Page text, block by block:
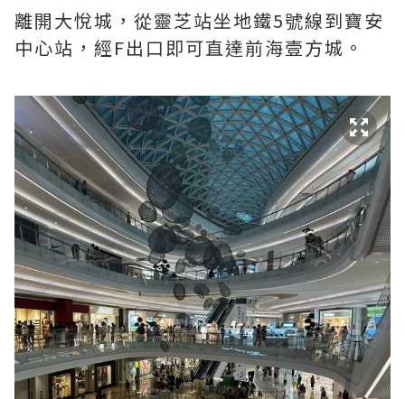
離開大悅城，從靈芝站坐地鐵5號線到寶安
中心站，經F出口即可直達前海壹方城。